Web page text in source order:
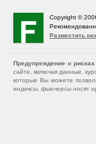
Copyright ©
Разместить
Предупреждение о рисках
сайте, включая данные,
которые Вы можете
индексы, фьючерсы носят